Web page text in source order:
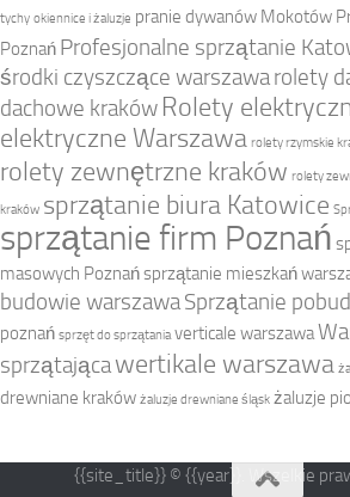
tychy okiennice i żaluzje pranie dywanów Mokotów
Poznań Profesjonalne sprzątanie
środki czyszczące warszawarolety
dachowe kraków Rolety
elektryczne Warszawa rolety rzymskie
rolety zewnętrzne kraków rolety
kraków sprzątanie biura Katowice
sprzątanie firm Poznań
masowych Poznańsprzątanie mieszkań
budowie warszawaSprzątanie
poznań sprzęt do sprzątania verticale warszawa
sprzątającawertikale warszawa
drewniane kraków żaluzje drewniane śląsk żaluzje
{{site_title}} © {{year}}. Wszelkie